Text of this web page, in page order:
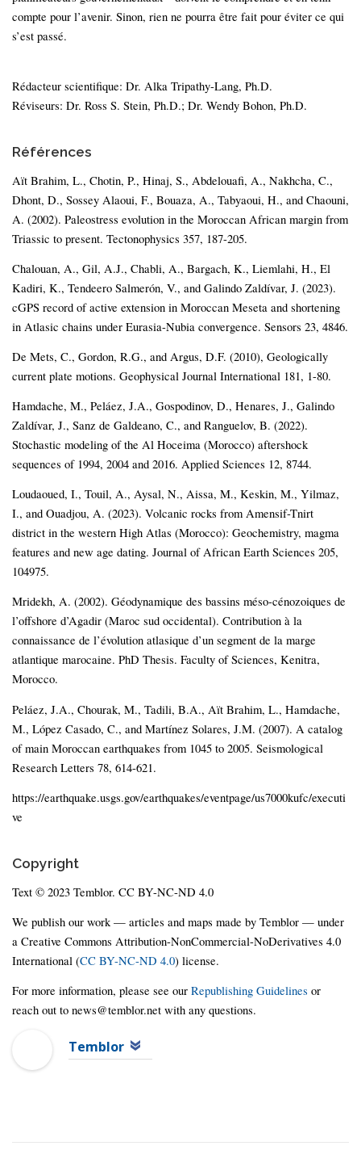
compte pour l’avenir. Sinon, rien ne pourra être fait pour éviter ce qui
s’est passé.
Rédacteur scientifique: Dr. Alka Tripathy-Lang, Ph.D.
Réviseurs: Dr. Ross S. Stein, Ph.D.; Dr. Wendy Bohon, Ph.D.
Références
Aït Brahim, L., Chotin, P., Hinaj, S., Abdelouafi, A., Nakhcha, C.,
Dhont, D., Sossey Alaoui, F., Bouaza, A., Tabyaoui, H., and Chaouni,
A. (2002). Paleostress evolution in the Moroccan African margin from
Triassic to present. Tectonophysics 357, 187-205.
Chalouan, A., Gil, A.J., Chabli, A., Bargach, K., Liemlahi, H., El
Kadiri, K., Tendeero Salmerón, V., and Galindo Zaldívar, J. (2023).
cGPS record of active extension in Moroccan Meseta and shortening
in Atlasic chains under Eurasia-Nubia convergence. Sensors 23, 4846.
De Mets, C., Gordon, R.G., and Argus, D.F. (2010), Geologically
current plate motions. Geophysical Journal International 181, 1-80.
Hamdache, M., Peláez, J.A., Gospodinov, D., Henares, J., Galindo
Zaldívar, J., Sanz de Galdeano, C., and Ranguelov, B. (2022).
Stochastic modeling of the Al Hoceima (Morocco) aftershock
sequences of 1994, 2004 and 2016. Applied Sciences 12, 8744.
Loudaoued, I., Touil, A., Aysal, N., Aissa, M., Keskin, M., Yilmaz,
I., and Ouadjou, A. (2023). Volcanic rocks from Amensif-Tnirt
district in the western High Atlas (Morocco): Geochemistry, magma
features and new age dating. Journal of African Earth Sciences 205,
104975.
Mridekh, A. (2002). Géodynamique des bassins méso-cénozoiques de
l’offshore d’Agadir (Maroc sud occidental). Contribution à la
connaissance de l’évolution atlasique d’un segment de la marge
atlantique marocaine. PhD Thesis. Faculty of Sciences, Kenitra,
Morocco.
Peláez, J.A., Chourak, M., Tadili, B.A., Aït Brahim, L., Hamdache,
M., López Casado, C., and Martínez Solares, J.M. (2007). A catalog
of main Moroccan earthquakes from 1045 to 2005. Seismological
Research Letters 78, 614-621.
https://earthquake.usgs.gov/earthquakes/eventpage/us7000kufc/executi
ve
Copyright
Text © 2023 Temblor. CC BY-NC-ND 4.0
We publish our work — articles and maps made by Temblor — under
a Creative Commons Attribution-NonCommercial-NoDerivatives 4.0
International (CC BY-NC-ND 4.0) license.
For more information, please see our Republishing Guidelines or
reach out to news@temblor.net with any questions.
Temblor